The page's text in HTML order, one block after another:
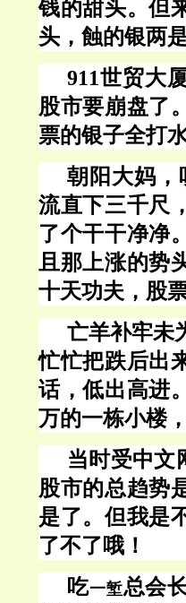
钱的甜头。但
头，蝕的银两
911世贸大
股市要崩盘了
票的银子全打
朝阳大妈，
流直下三千尺
了个干干净净
且那上涨的势
十天功夫，股
亡羊补牢未
忙忙把跌后出
话，低出高进
万的一栋小楼
当时受中文
股市的总趋势
是了。但我是
了不了哦！
吃一堑总会